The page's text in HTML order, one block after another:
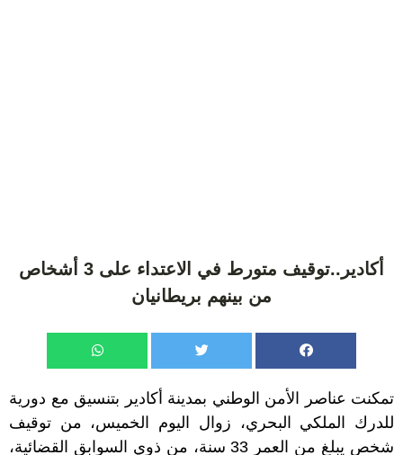
أكادير..توقيف متورط في الاعتداء على 3 أشخاص
من بينهم بريطانيان
تمكنت عناصر الأمن الوطني بمدينة أكادير بتنسيق مع دورية
للدرك الملكي البحري، زوال اليوم الخميس، من توقيف
شخص يبلغ من العمر 33 سنة، من ذوي السوابق القضائية،